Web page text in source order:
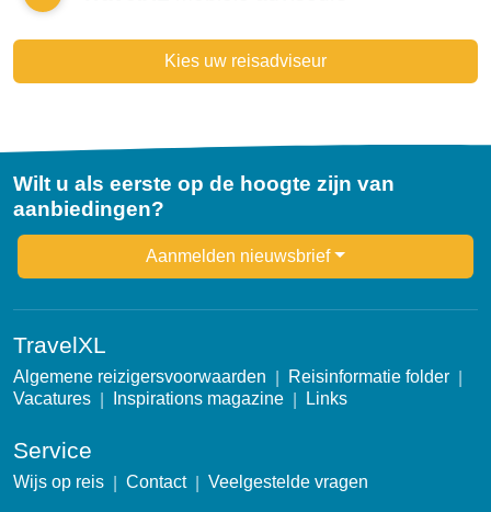
Kies uw reisadviseur
Wilt u als eerste op de hoogte zijn van
aanbiedingen?
Newsletter Aanmelden nieuwsbrief
TravelXL
Algemene reizigersvoorwaarden
Reisinformatie folder
Vacatures
Inspirations magazine Links
Service
Wijs op reis Contact Veelgestelde vragen